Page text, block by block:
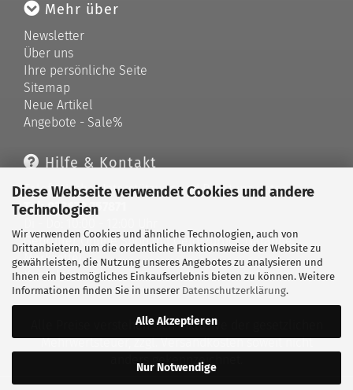
Diese Webseite verwendet Cookies und andere
Technologien
Wir verwenden Cookies und ähnliche Technologien, auch von
Drittanbietern, um die ordentliche Funktionsweise der Website zu
gewährleisten, die Nutzung unseres Angebotes zu analysieren und
Ihnen ein bestmögliches Einkaufserlebnis bieten zu können. Weitere
Informationen finden Sie in unserer Datenschutzerklärung.
Alle Akzeptieren
Nur Notwendige
Mehr über
Newsletter
Über uns
Ihre persönliche Seite
Sitemap
Neue Artikel
Angebote - Sale%
Hilfe & Kontakt
Telefonische Unterstützung und Beratung unter:
Tel: 033679 757871
Geprüfter Online Shop mit Geld-zurück-Garantie.
Merkzettel
Kontaktformular
Alle Preise verstehen sich inklusive der gesetzlichen
Mehrwertsteuer, zzgl.Versandkostensoweit nicht
anders gekennzeichnet.